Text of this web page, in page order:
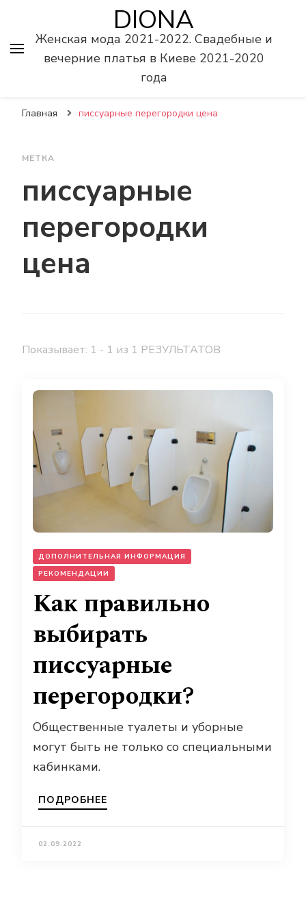
DIONA
Женская мода 2021-2022. Свадебные и
вечерние платья в Киеве 2021-2020
года
Главная писсуарные перегородки цена
МЕТКА
писсуарные
перегородки
цена
Показывает: 1 - 1 из 1 РЕЗУЛЬТАТОВ
ДОПОЛНИТЕЛЬНАЯ ИНФОРМАЦИЯ
РЕКОМЕНДАЦИИ
Как правильно
выбирать
писсуарные
перегородки?
Общественные туалеты и уборные
могут быть не только со специальными
кабинками.
ПОДРОБНЕЕ
02.09.2022